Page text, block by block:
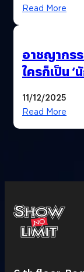
Read More
อาชญากรร
ใครก็เป็น
11/12/2025
Read More